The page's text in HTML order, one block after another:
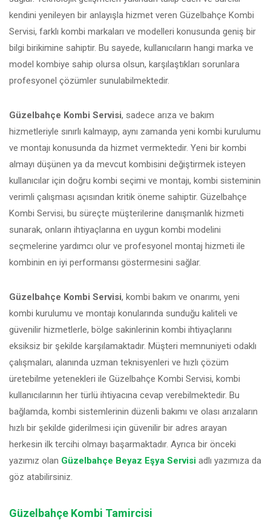
kendini yenileyen bir anlayışla hizmet veren Güzelbahçe Kombi
Servisi, farklı kombi markaları ve modelleri konusunda geniş bir
bilgi birikimine sahiptir. Bu sayede, kullanıcıların hangi marka ve
model kombiye sahip olursa olsun, karşılaştıkları sorunlara
profesyonel çözümler sunulabilmektedir.
Güzelbahçe Kombi Servisi, sadece arıza ve bakım
hizmetleriyle sınırlı kalmayıp, aynı zamanda yeni kombi kurulumu
ve montajı konusunda da hizmet vermektedir. Yeni bir kombi
almayı düşünen ya da mevcut kombisini değiştirmek isteyen
kullanıcılar için doğru kombi seçimi ve montajı, kombi sisteminin
verimli çalışması açısından kritik öneme sahiptir. Güzelbahçe
Kombi Servisi, bu süreçte müşterilerine danışmanlık hizmeti
sunarak, onların ihtiyaçlarına en uygun kombi modelini
seçmelerine yardımcı olur ve profesyonel montaj hizmeti ile
kombinin en iyi performansı göstermesini sağlar.
Güzelbahçe Kombi Servisi, kombi bakım ve onarımı, yeni
kombi kurulumu ve montajı konularında sunduğu kaliteli ve
güvenilir hizmetlerle, bölge sakinlerinin kombi ihtiyaçlarını
eksiksiz bir şekilde karşılamaktadır. Müşteri memnuniyeti odaklı
çalışmaları, alanında uzman teknisyenleri ve hızlı çözüm
üretebilme yetenekleri ile Güzelbahçe Kombi Servisi, kombi
kullanıcılarının her türlü ihtiyacına cevap verebilmektedir. Bu
bağlamda, kombi sistemlerinin düzenli bakımı ve olası arızaların
hızlı bir şekilde giderilmesi için güvenilir bir adres arayan
herkesin ilk tercihi olmayı başarmaktadır. Ayrıca bir önceki
yazımız olan Güzelbahçe Beyaz Eşya Servisi adlı yazımıza da
göz atabilirsiniz.
Güzelbahçe Kombi Tamircisi